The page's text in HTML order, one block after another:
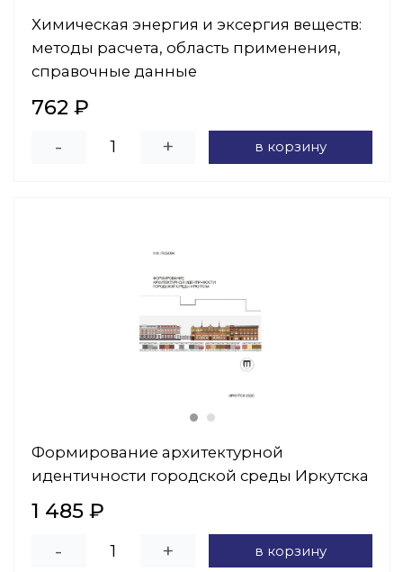
Химическая энергия и эксергия веществ:
методы расчета, область применения,
справочные данные
762 ₽
-
+ в корзину
Формирование архитектурной
идентичности городской среды Иркутска
1 485 ₽
-
+ в корзину